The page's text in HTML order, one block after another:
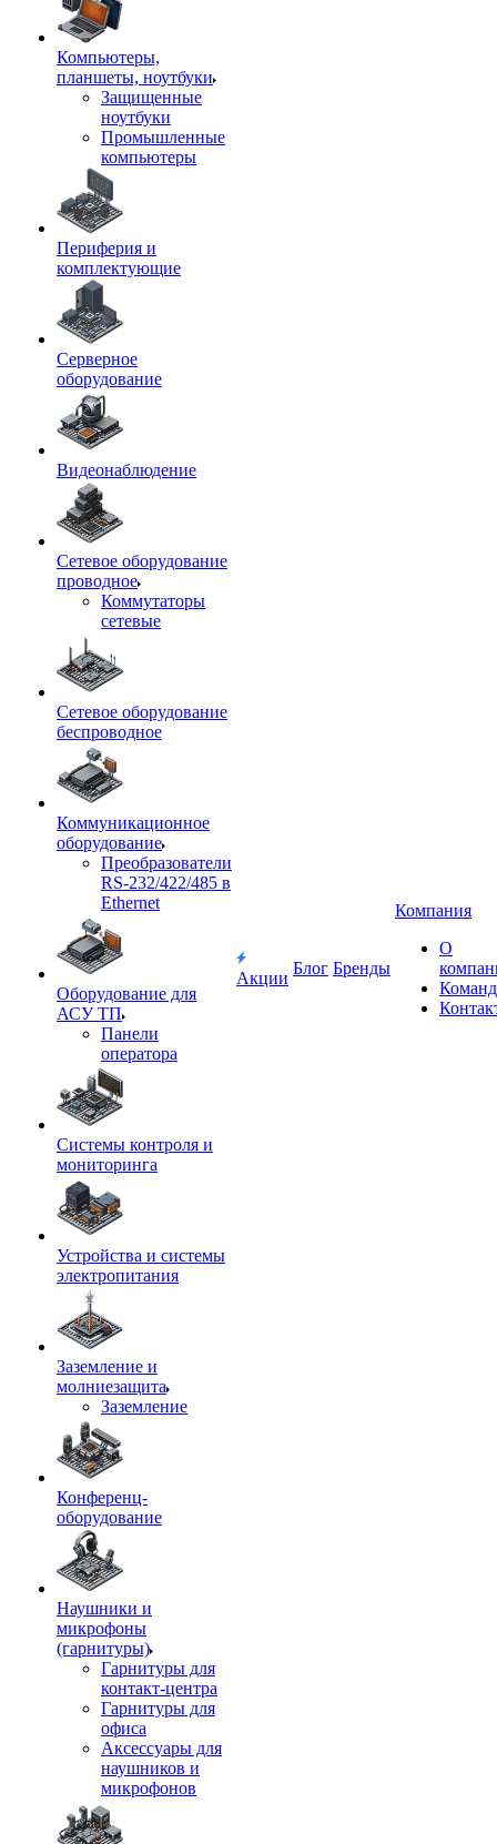
Компьютеры,
планшеты, ноутбуки
Защищенные
ноутбуки
Промышленные
компьютеры
Периферия и
комплектующие
Серверное
оборудование
Видеонаблюдение
Сетевое оборудование
проводное
Коммутаторы
сетевые
Сетевое оборудование
беспроводное
Коммуникационное
оборудование
Преобразователи
RS-232/422/485 в
Ethernet
Оборудование для
АСУ ТП
Панели
оператора
Системы контроля и
мониторинга
Устройства и системы
электропитания
Заземление и
молниезащита
Заземление
Конференц-
оборудование
Наушники и
микрофоны
(гарнитуры)
Гарнитуры для
контакт-центра
Гарнитуры для
офиса
Аксессуары для
наушников и
микрофонов
Акции
Блог Бренды
Компания
О